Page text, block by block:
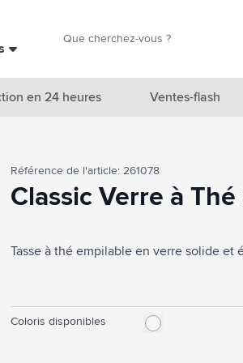
Marques
Thèmes
Accessoires boissons
Sacs & Voyage
Cuisiner & Vivre
Produits de soin
en 24 heures Ventes-flash
Référence de l'article: 261078
Classic Verre à Thé
Tasse à thé empilable en verre solide et
Coloris disponibles